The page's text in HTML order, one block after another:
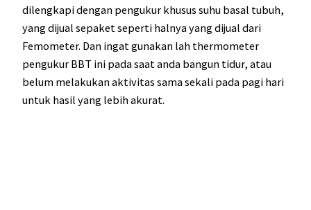
dilengkapi dengan pengukur khusus suhu basal tubuh,
yang dijual sepaket seperti halnya yang dijual dari
Femometer. Dan ingat gunakan lah thermometer
pengukur BBT ini pada saat anda bangun tidur, atau
belum melakukan aktivitas sama sekali pada pagi hari
untuk hasil yang lebih akurat.